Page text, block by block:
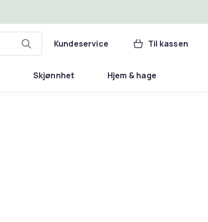
Kundeservice Til kassen
Skjønnhet Hjem & hage